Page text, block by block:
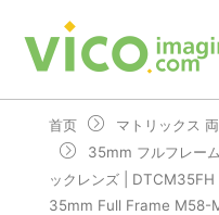
首页
マトリックス
35mm フルフレー
ックレンズ |
35mm Full Frame M58-